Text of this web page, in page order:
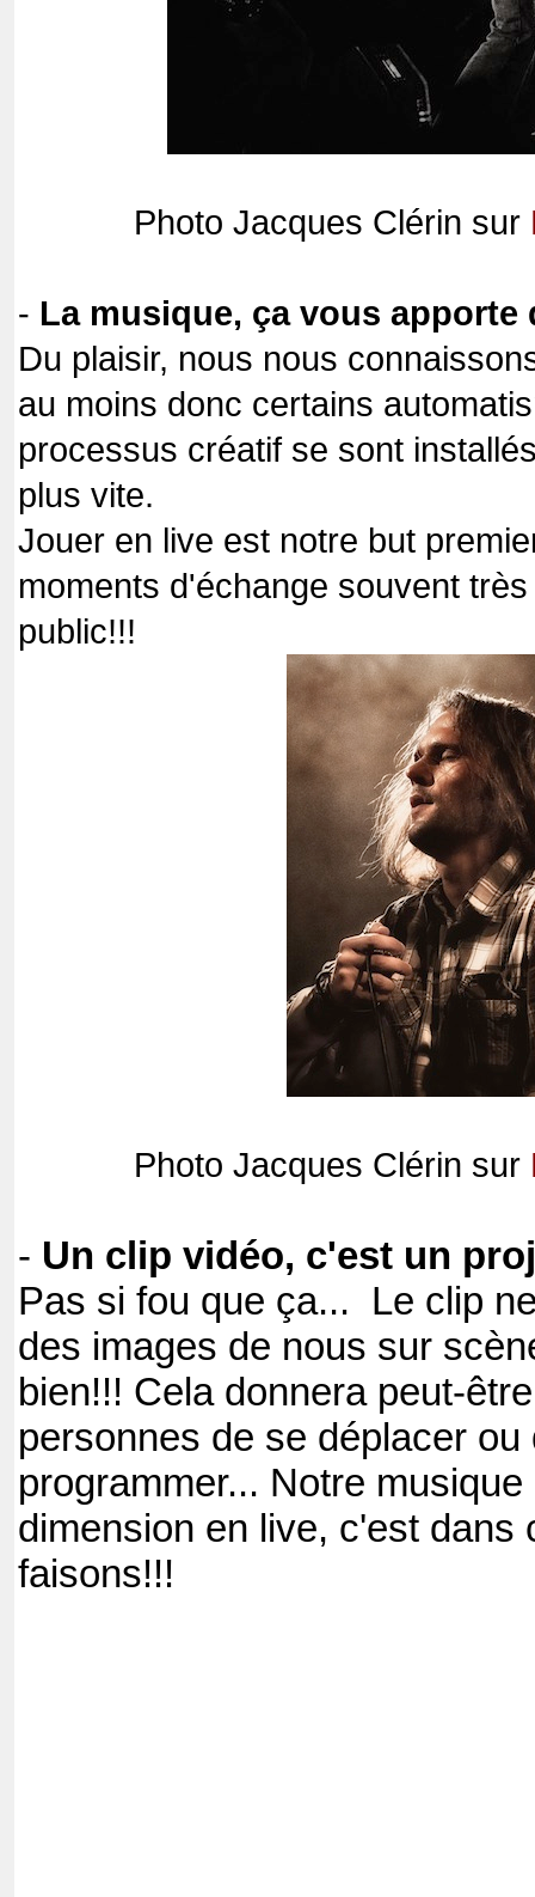
Photo Jacques Clérin sur
- La musique, ça vous apporte
Du plaisir, nous nous
au moins donc certains
processus créatif se sont
plus vite.
Jouer en live est notre but
moments d'échange souvent
public!!!
Photo Jacques Clérin sur
- Un clip vidéo, c'est un
Pas si fou que ça... Le clip
des images de nous sur
bien!!! Cela donnera peut-
personnes de se déplacer ou
programmer... Notre
dimension en live, c'est dans
faisons!!!